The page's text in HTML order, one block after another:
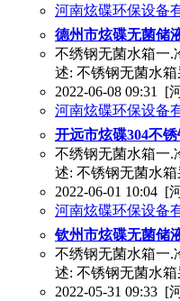
河南炫碟环保设备
德州市炫碟无菌储
不绣钢无菌水箱一.
述: 不锈钢无菌水
2022-06-08 09:31 [
河南炫碟环保设备
开远市炫碟304不
不绣钢无菌水箱一.
述: 不锈钢无菌水
2022-06-01 10:04 [
河南炫碟环保设备
钦州市炫碟无菌储
不绣钢无菌水箱一.
述: 不锈钢无菌水
2022-05-31 09:33 [